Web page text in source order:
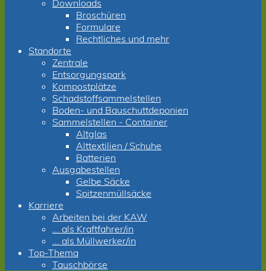
Downloads
Broschüren
Formulare
Rechtliches und mehr
Standorte
Zentrale
Entsorgungspark
Kompostplätze
Schadstoffsammelstellen
Boden- und Bauschuttdeponien
Sammelstellen - Container
Altglas
Alttextilien / Schuhe
Batterien
Ausgabestellen
Gelbe Säcke
Spitzenmüllsäcke
Karriere
Arbeiten bei der KAW
... als Kraftfahrer/in
... als Müllwerker/in
Top-Thema
Tauschbörse